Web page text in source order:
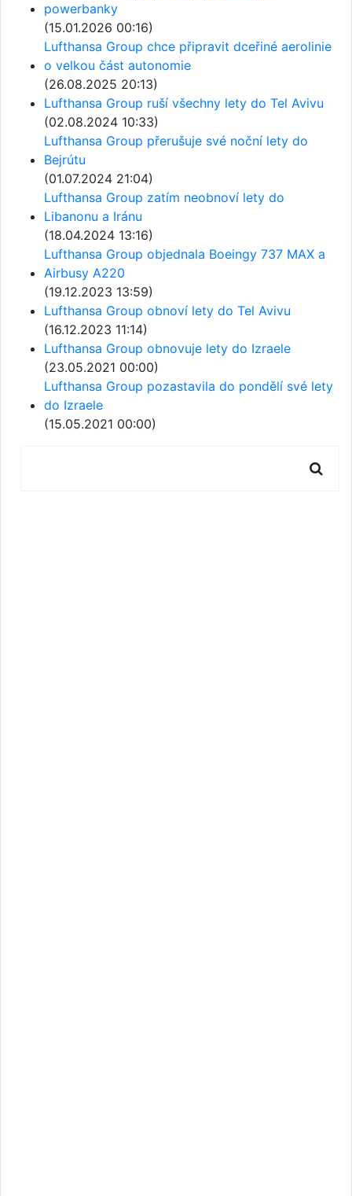
powerbanky
(15.01.2026 00:16)
Lufthansa Group chce připravit dceřiné aerolinie
o velkou část autonomie
(26.08.2025 20:13)
Lufthansa Group ruší všechny lety do Tel Avivu
(02.08.2024 10:33)
Lufthansa Group přerušuje své noční lety do
Bejrútu
(01.07.2024 21:04)
Lufthansa Group zatím neobnoví lety do
Libanonu a Iránu
(18.04.2024 13:16)
Lufthansa Group objednala Boeingy 737 MAX a
Airbusy A220
(19.12.2023 13:59)
Lufthansa Group obnoví lety do Tel Avivu
(16.12.2023 11:14)
Lufthansa Group obnovuje lety do Izraele
(23.05.2021 00:00)
Lufthansa Group pozastavila do pondělí své lety
do Izraele
(15.05.2021 00:00)